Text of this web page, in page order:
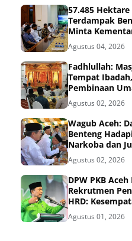
57.485 Hektare
Terdampak
Minta
Pemulihan
Agustus 04, 2026
Fadhlullah:
Tempat
Pembinaan
Agustus 02, 2026
Wagub Aceh:
Benteng
Narkoba dan
Agustus 02, 2026
DPW PKB Aceh
Rekrutmen
HRD:
Putri Terbaik
Agustus 01, 2026